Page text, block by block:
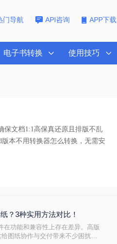
门导航 API咨询 APP下载
电子书转换 使用技巧
保文档1:1高保真还原且排版不乱
版本不用转换器怎么转换 ，无需安
？3种实用方法对比！
在功能和兼容性上存在差异。高版
图纸协作与交付带来不少困扰。